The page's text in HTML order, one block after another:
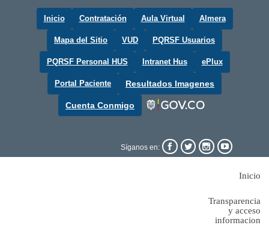
Inicio Contratación Aula Virtual Almera
Mapa del Sitio VUD PQRSF Usuarios
PQRSF Personal HUS Intranet Hus ePlux
Portal Paciente Resultados Imagenes
Cuenta Conmigo
Síganos en:    
Inicio
Transparencia
y acceso
informacion